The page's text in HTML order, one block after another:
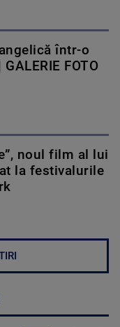
într-o
FOTO
noul film al lui
la festivalurile